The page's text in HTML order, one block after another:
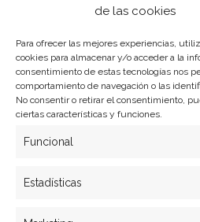
de las cookies
Para ofrecer las mejores experiencias,
cookies para almacenar y/o acceder a la
consentimiento de estas tecnologías nos
comportamiento de navegación o las
No consentir o retirar el consentimiento,
ciertas características y funciones.
Funcional
Estadísticas
Política de privacidad
Formas de pago
Plazos y condiciones de envio
Politica de devoluciones